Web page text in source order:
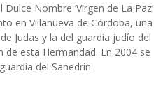
Nombre ‘Virgen de La Paz’
en Villanueva de Córdoba, una
Judas y la del guardia judío del
esta Hermandad. En 2004 se
del Sanedrín